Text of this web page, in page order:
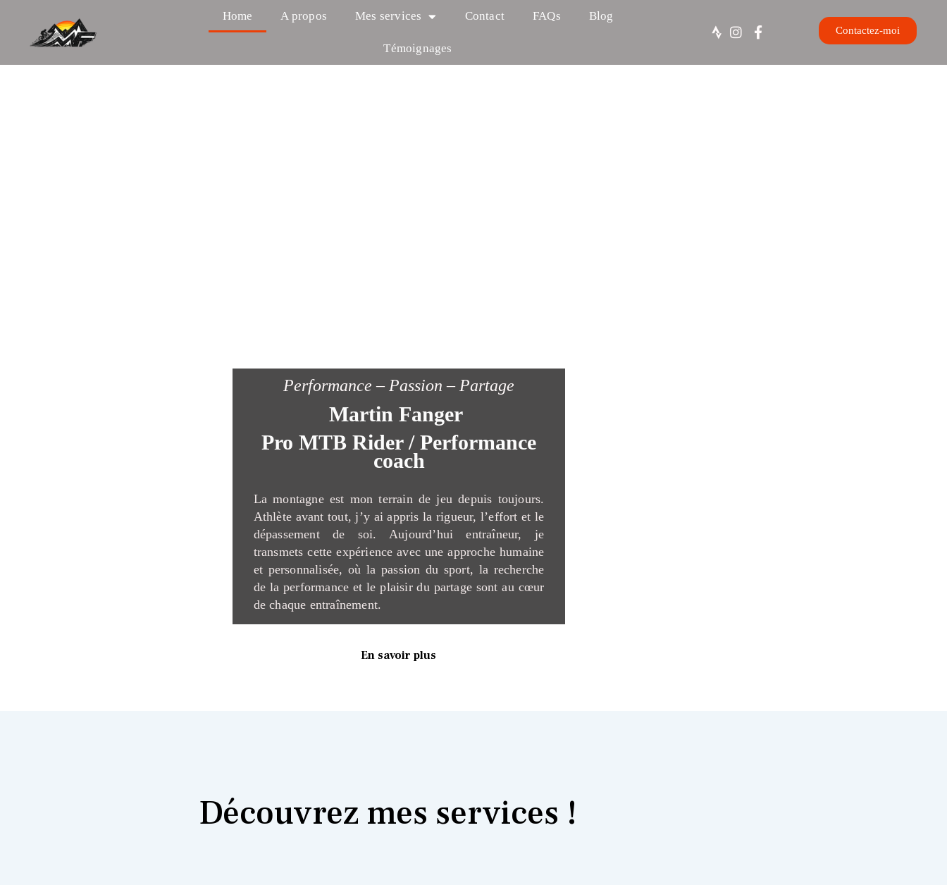
Home A propos Mes services Contact FAQs Blog
Témoignages
Contactez-moi
Performance – Passion – Partage
Martin Fanger
Pro MTB Rider / Performance
coach
La montagne est mon terrain de jeu depuis toujours.
Athlète avant tout, j’y ai appris la rigueur, l’effort et le
dépassement de soi. Aujourd’hui entraîneur, je
transmets cette expérience avec une approche humaine
et personnalisée, où la passion du sport, la recherche
de la performance et le plaisir du partage sont au cœur
de chaque entraînement.
En savoir plus
Découvrez mes services !